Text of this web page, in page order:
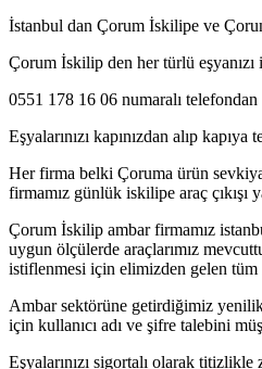
İstanbul dan Çorum İskilipe ve
Çorum İskilip den her türlü
0551 178 16 06 numaralı
Eşyalarınızı kapınızdan alıp
Her firma belki Çoruma ürün
firmamız günlük iskilipe araç çıkışı
Çorum İskilip ambar firmamız
uygun ölçülerde araçlarımız
istiflenmesi için elimizden gelen tüm
Ambar sektörüne getirdiğimiz
için kullanıcı adı ve şifre talebini
Eşyalarınızı sigortalı olarak